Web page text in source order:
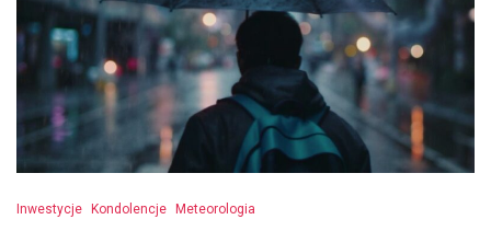
Inwestycje Kondolencje Meteorologia